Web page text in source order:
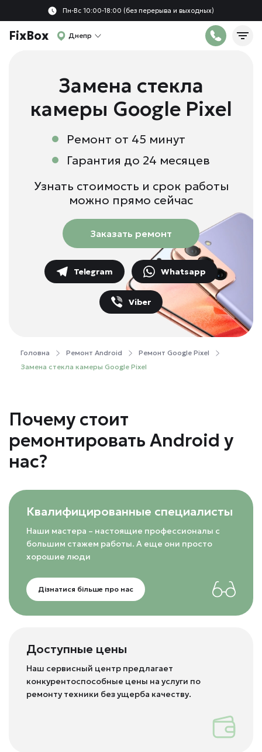
Пн-Вс 10:00-18:00 (без перерыва и выходных)
FixBox Днепр
Замена стекла
камеры Google Pixel
Ремонт от 45 минут
Гарантия до 24 месяцев
Узнать стоимость и срок работы
можно прямо сейчас
Заказать ремонт
Telegram Whatsapp
Viber
Головна Ремонт Android
Ремонт Google Pixel
Замена стекла камеры Google Pixel
Почему стоит
ремонтировать Android у
нас?
Квалифицированные специалисты
Наши мастера – настоящие профессионалы с
большим стажем работы. А еще они просто
хорошие люди
Дізнатися більше про нас
Доступные цены
Наш сервисный центр предлагает
конкурентоспособные цены на услуги по
ремонту техники без ущерба качеству.